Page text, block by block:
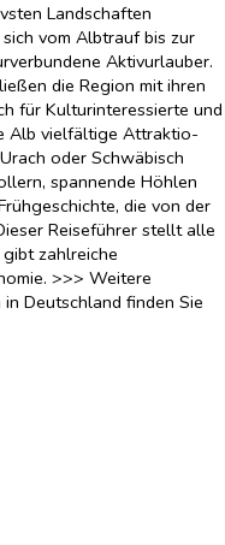
Landschaften
vom Albtrauf bis zur
Aktivurlauber.
die Region mit ihren
für Kulturinteressierte und
Alb vielfältige Attraktio-
oder Schwäbisch
spannende Höhlen
die von der
Reiseführer stellt alle
zahlreiche
>>> Weitere
Deutschland finden Sie